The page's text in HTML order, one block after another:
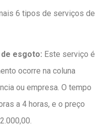
6 tipos de serviços de
esgoto: Este serviço é
ocorre na coluna
ou empresa. O tempo
a 4 horas, e o preço